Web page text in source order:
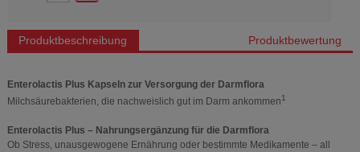
Produktbeschreibung Produktbewertung
Enterolactis Plus Kapseln zur Versorgung der Darmflora
Milchsäurebakterien, die nachweislich gut im Darm ankommen1
Enterolactis Plus – Nahrungsergänzung für die Darmflora
Ob Stress, unausgewogene Ernährung oder bestimmte Medikamente – all